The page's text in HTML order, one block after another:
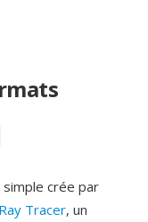
crée par
Tracer, un